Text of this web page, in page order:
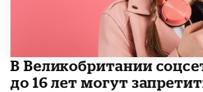
В Великобритании
до 16 лет могут